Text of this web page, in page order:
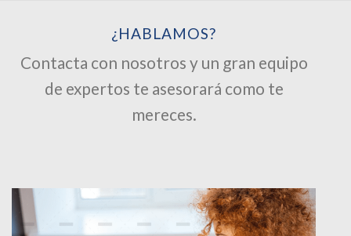
¿HABLAMOS?
Contacta con nosotros y un gran equipo
de expertos te asesorará como te
mereces.